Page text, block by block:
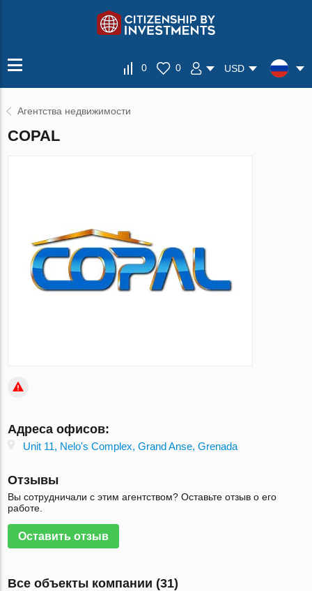
0 0 USD
Агентства недвижимости
COPAL
Адреса офисов:
Unit 11, Nelo's Complex, Grand Anse, Grenada
Отзывы
Вы сотрудничали с этим агентством? Оставьте отзыв о его
работе.
Оставить отзыв
Все объекты компании (31)